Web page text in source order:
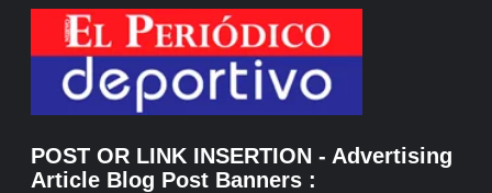
POST OR LINK INSERTION - Advertising
Article Blog Post Banners :